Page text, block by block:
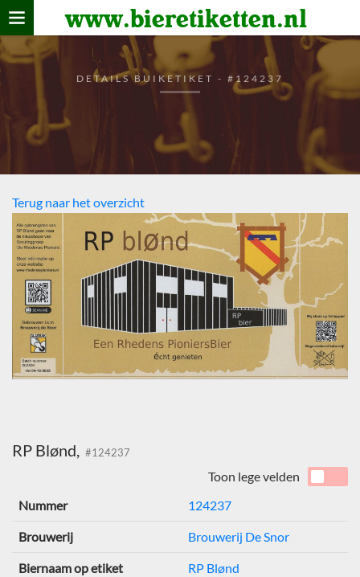
www.bieretiketten.nl
Home
verzamelen
De bierkaart
Bezoekers
DETAILS BUIKETIKET - #124237
Terug naar het overzicht
RP Blønd, #124237
Toon lege velden
Nummer
124237
Brouwerij Brouwerij De Snor
Biernaam op etiket RP Blønd